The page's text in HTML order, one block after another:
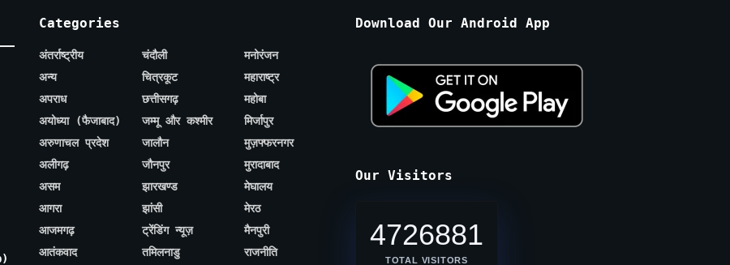
Categories
अंतर्राष्ट्रीय
अन्य
अपराध
अयोध्या (फैजाबाद)
अरुणाचल प्रदेश
अलीगढ़
असम
आगरा
आजमगढ़
आतंकवाद
चंदौली
चित्रकूट
छत्तीसगढ़
जम्मू और कश्मीर
जालौन
जौनपुर
झारखण्ड
झांसी
ट्रेंडिंग न्यूज़
तमिलनाडु
मनोरंजन
महाराष्ट्र
महोबा
मिर्जापुर
मुज़फ्फरनगर
मुरादाबाद
मेघालय
मेरठ
मैनपुरी
राजनीति
Download Our Android App
Our Visitors
4726881
TOTAL VISITORS